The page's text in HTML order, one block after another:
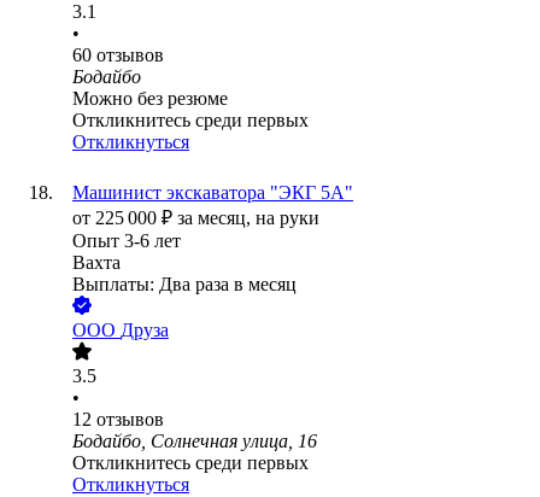
3.1
•
60 отзывов
Бодайбо
Можно без резюме
Откликнитесь среди первых
Откликнуться
Машинист экскаватора "ЭКГ 5А"
от 225 000 ₽ за месяц, на руки
Опыт 3-6 лет
Вахта
Выплаты: Два раза в месяц
ООО Друза
3.5
•
12 отзывов
Бодайбо, Солнечная улица, 16
Откликнитесь среди первых
Откликнуться